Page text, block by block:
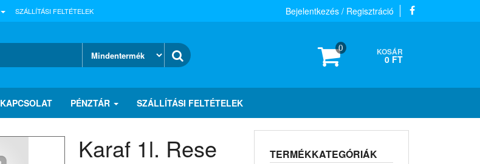
Bejelentkezés / Regisztráció
SZÁLLÍTÁSI FELTÉTELEK
0 KOSÁR
0 FT
KAPCSOLAT PÉNZTÁR SZÁLLÍTÁSI FELTÉTELEK
Karaf 1l. Rese
TERMÉKKATEGÓRIÁK